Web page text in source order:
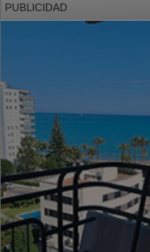
PUBLICIDAD